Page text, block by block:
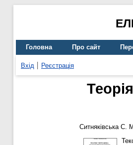
Головна Про сайт
Вхід Реєстрація
Ситняківська С.